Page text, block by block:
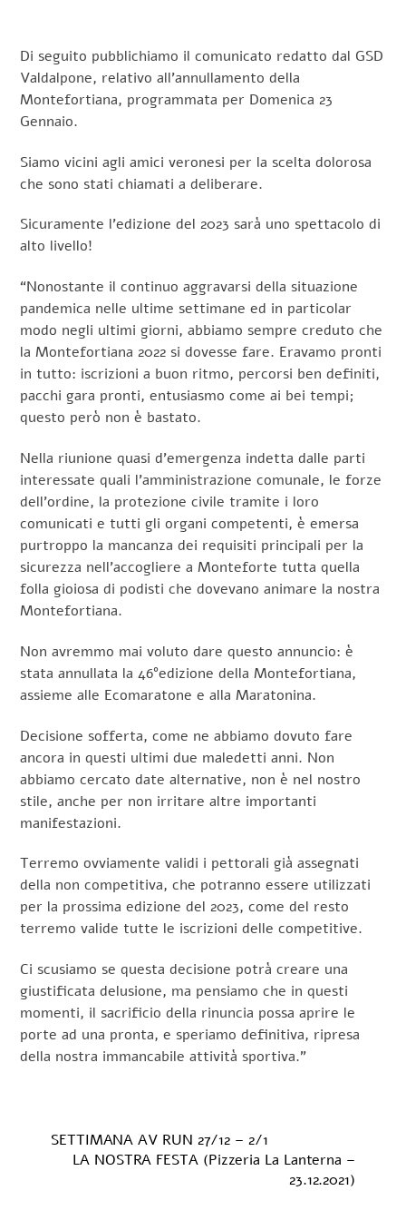
Di seguito pubblichiamo il comunicato redatto dal GSD
Valdalpone, relativo all’annullamento della
Montefortiana, programmata per Domenica 23
Gennaio.
Siamo vicini agli amici veronesi per la scelta dolorosa
che sono stati chiamati a deliberare.
Sicuramente l’edizione del 2023 sarà uno spettacolo di
alto livello!
“Nonostante il continuo aggravarsi della situazione
pandemica nelle ultime settimane ed in particolar
modo negli ultimi giorni, abbiamo sempre creduto che
la Montefortiana 2022 si dovesse fare. Eravamo pronti
in tutto: iscrizioni a buon ritmo, percorsi ben definiti,
pacchi gara pronti, entusiasmo come ai bei tempi;
questo però non è bastato.
Nella riunione quasi d’emergenza indetta dalle parti
interessate quali l’amministrazione comunale, le forze
dell’ordine, la protezione civile tramite i loro
comunicati e tutti gli organi competenti, è emersa
purtroppo la mancanza dei requisiti principali per la
sicurezza nell’accogliere a Monteforte tutta quella
folla gioiosa di podisti che dovevano animare la nostra
Montefortiana.
Non avremmo mai voluto dare questo annuncio: è
stata annullata la 46°edizione della Montefortiana,
assieme alle Ecomaratone e alla Maratonina.
Decisione sofferta, come ne abbiamo dovuto fare
ancora in questi ultimi due maledetti anni. Non
abbiamo cercato date alternative, non è nel nostro
stile, anche per non irritare altre importanti
manifestazioni.
Terremo ovviamente validi i pettorali già assegnati
della non competitiva, che potranno essere utilizzati
per la prossima edizione del 2023, come del resto
terremo valide tutte le iscrizioni delle competitive.
Ci scusiamo se questa decisione potrà creare una
giustificata delusione, ma pensiamo che in questi
momenti, il sacrificio della rinuncia possa aprire le
porte ad una pronta, e speriamo definitiva, ripresa
della nostra immancabile attività sportiva.”
SETTIMANA AV RUN 27/12 – 2/1
LA NOSTRA FESTA (Pizzeria La Lanterna –
23.12.2021)